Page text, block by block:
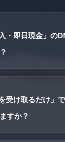
入・即日現金」の
を受け取るだけ」
すか？